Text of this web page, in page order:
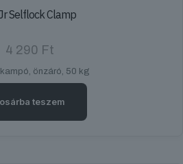
Selflock Clamp
4 290 Ft
önzáró, 50 kg
teszem